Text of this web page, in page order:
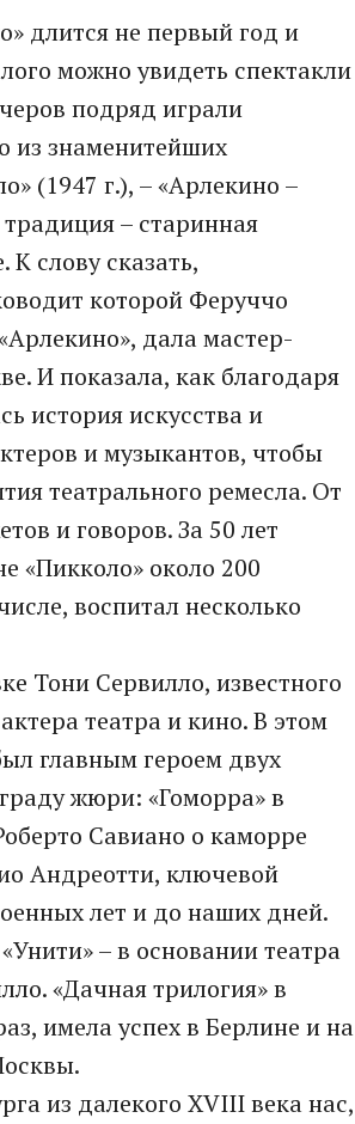
длится не первый год и
можно увидеть спектакли
подряд играли
из знаменитейших
(1947 г.), – «Арлекино –
традиция – старинная
слову сказать,
которой Феруччо
дала мастер-
И показала, как благодаря
история искусства и
и музыкантов, чтобы
театрального ремесла. От
и говоров. За 50 лет
«Пикколо» около 200
воспитал несколько
Тони Сервилло, известного
театра и кино. В этом
главным героем двух
жюри: «Гоморра» в
Савиано о каморре
Андреотти, ключевой
лет и до наших дней.
– в основании театра
«Дачная трилогия» в
имела успех в Берлине и на
из далекого XVIII века нас,